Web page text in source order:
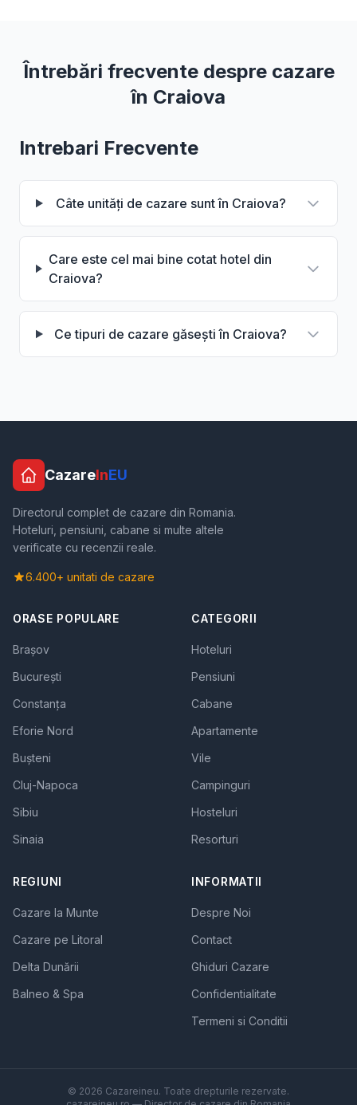
Întrebări frecvente despre cazare
în Craiova
Intrebari Frecvente
Câte unități de cazare sunt în Craiova?
Care este cel mai bine cotat hotel din
Craiova?
Ce tipuri de cazare găsești în Craiova?
CazareInEU
Directorul complet de cazare din Romania.
Hoteluri, pensiuni, cabane si multe altele
verificate cu recenzii reale.
6.400+ unitati de cazare
ORASE POPULARE
Brașov
București
Constanța
Eforie Nord
Bușteni
Cluj-Napoca
Sibiu
Sinaia
CATEGORII
Hoteluri
Pensiuni
Cabane
Apartamente
Vile
Campinguri
Hosteluri
Resorturi
REGIUNI
Cazare la Munte
Cazare pe Litoral
Delta Dunării
Balneo & Spa
INFORMATII
Despre Noi
Contact
Ghiduri Cazare
Confidentialitate
Termeni si Conditii
© 2026 Cazareineu. Toate drepturile rezervate.